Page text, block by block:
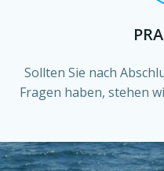
Sollten Sie nach
Fragen haben, stehen